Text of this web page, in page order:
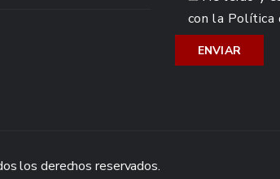
con la Política
los derechos reservados.